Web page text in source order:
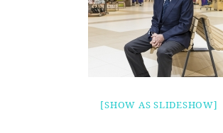
[SHOW AS SLIDESHOW]